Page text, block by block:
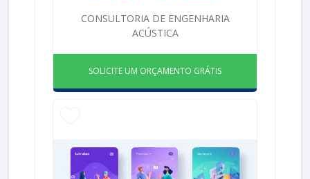
CONSULTORIA DE ENGENHARIA
ACÚSTICA
SOLICITE UM ORÇAMENTO GRÁTIS